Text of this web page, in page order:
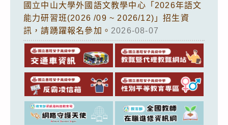
國立中山大學外國語文教學中心「2026年語文
能力研習班(2026 /09 ~ 2026/12)」招生資
訊，請踴躍報名參加。 2026-08-07